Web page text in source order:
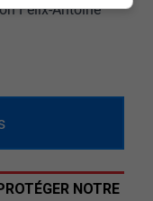
Félix-Antoine
NOTRE